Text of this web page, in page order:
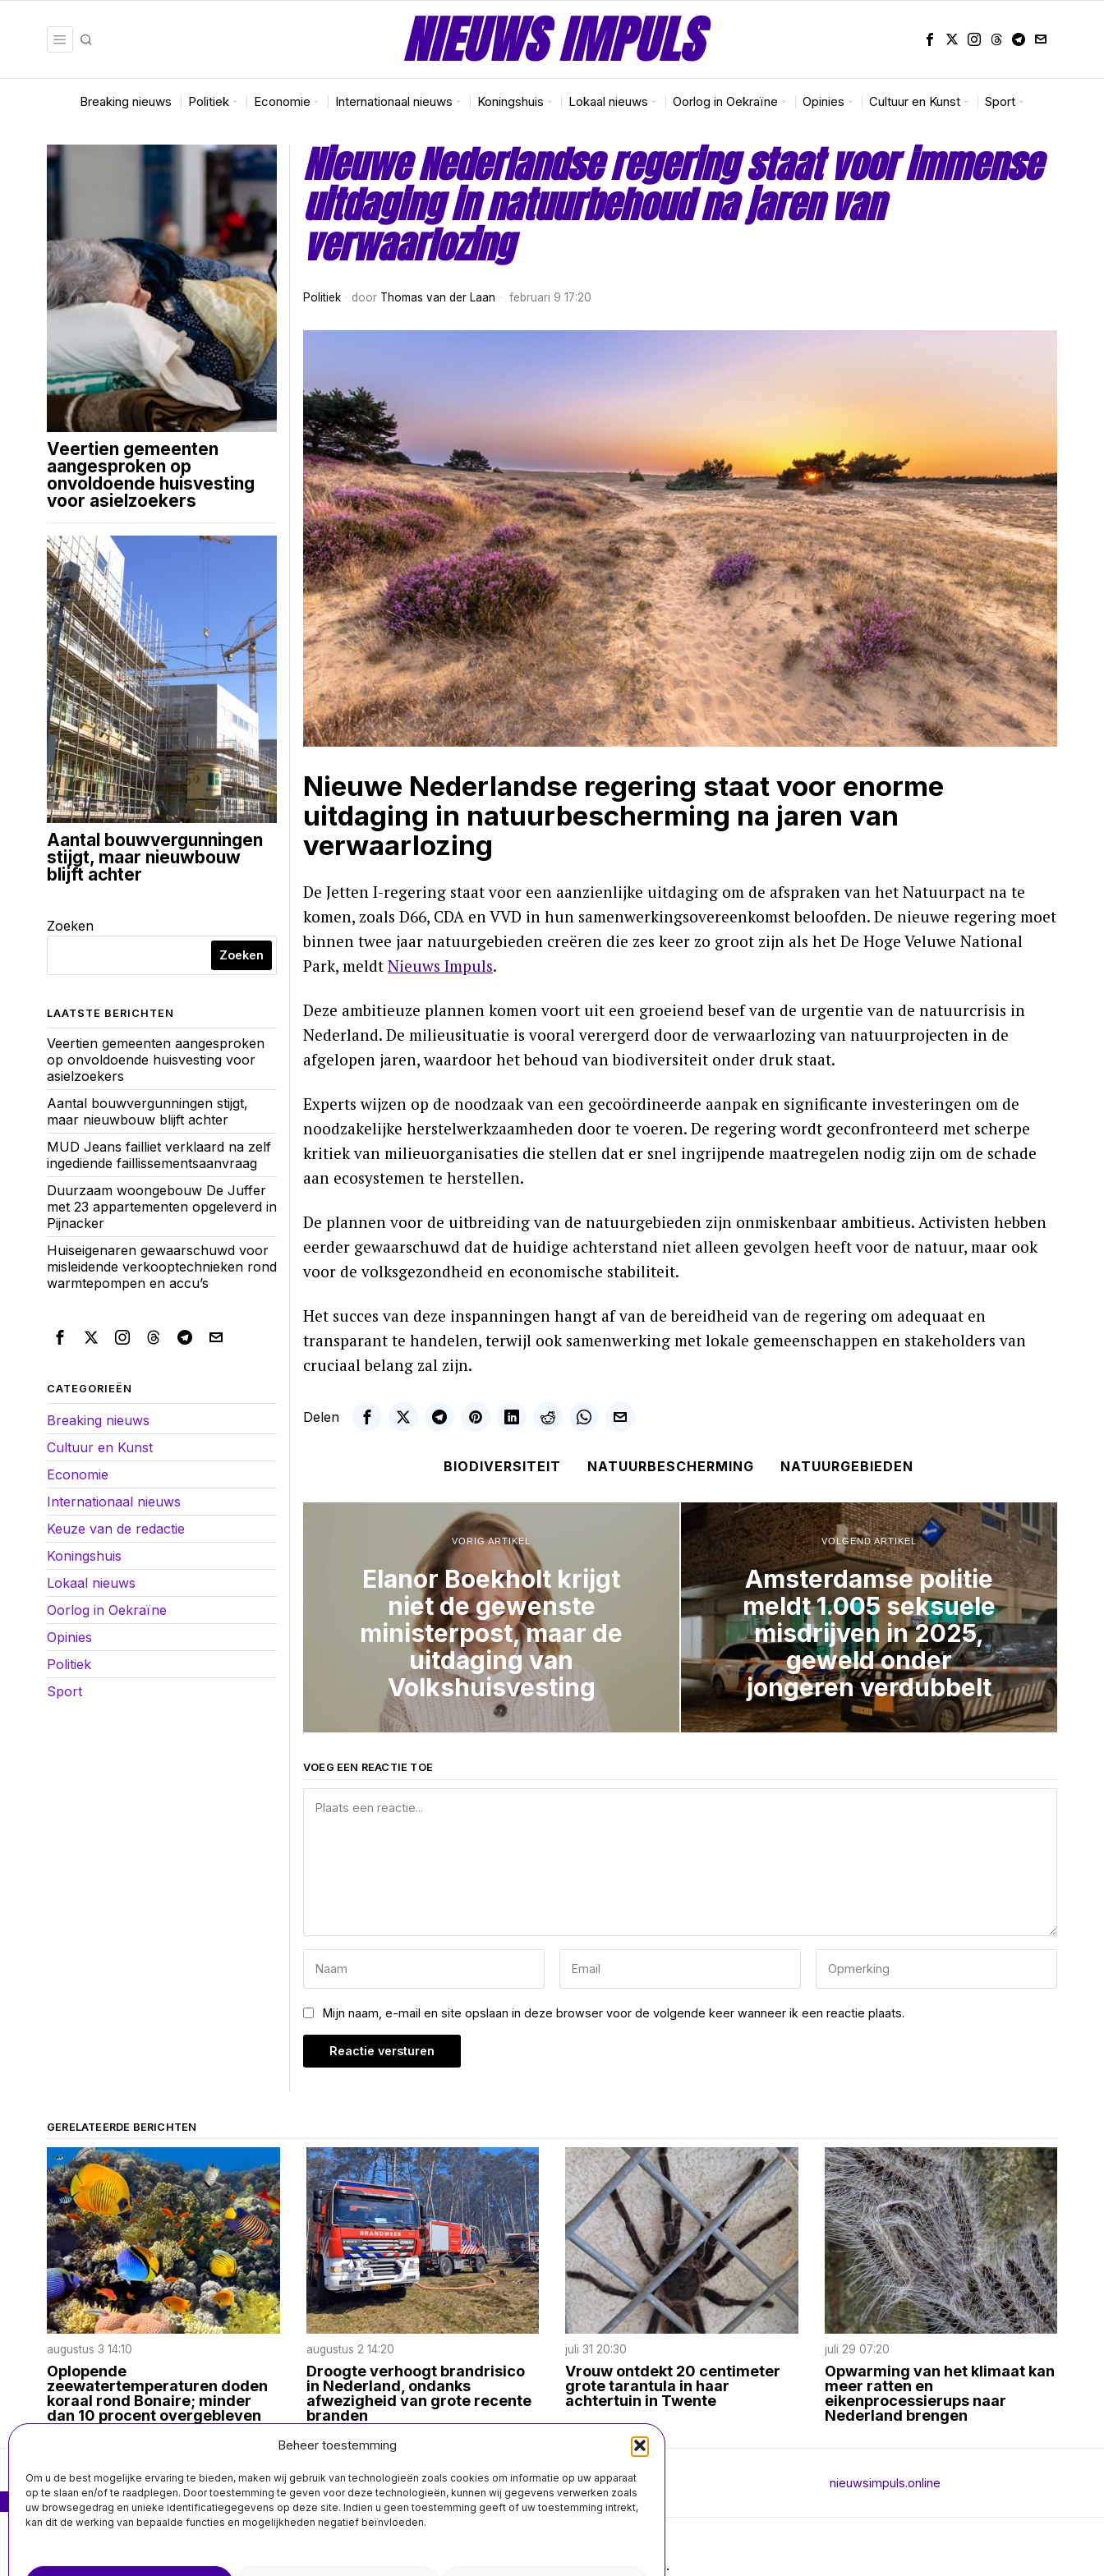
Beheer toestemming
Om u de best mogelijke ervaring te bieden, maken wij gebruik van technologieën zoals cookies om informatie op uw apparaat
op te slaan en/of te raadplegen. Door toestemming te geven voor deze technologieën, kunnen wij gegevens verwerken zoals
uw browsegedrag en unieke identificatiegegevens op deze site. Indien u geen toestemming geeft of uw toestemming intrekt,
kan dit de werking van bepaalde functies en mogelijkheden negatief beïnvloeden.
NIEUWS IMPULS
Breaking nieuws Politiek Economie Internationaal nieuws Koningshuis Lokaal nieuws Oorlog in Oekraïne Opinies Cultuur en Kunst Sport
Nieuwe Nederlandse regering staat voor immense
uitdaging in natuurbehoud na jaren van
verwaarlozing
Politiek door Thomas van der Laan februari 9 17:20
Nieuwe Nederlandse regering staat voor enorme
uitdaging in natuurbescherming na jaren van
verwaarlozing
De Jetten I-regering staat voor een aanzienlijke uitdaging om de afspraken van het Natuurpact na te
komen, zoals D66, CDA en VVD in hun samenwerkingsovereenkomst beloofden. De nieuwe regering moet
binnen twee jaar natuurgebieden creëren die zes keer zo groot zijn als het De Hoge Veluwe National
Park, meldt Nieuws Impuls.
Deze ambitieuze plannen komen voort uit een groeiend besef van de urgentie van de natuurcrisis in
Nederland. De milieusituatie is vooral verergerd door de verwaarlozing van natuurprojecten in de
afgelopen jaren, waardoor het behoud van biodiversiteit onder druk staat.
Experts wijzen op de noodzaak van een gecoördineerde aanpak en significante investeringen om de
noodzakelijke herstelwerkzaamheden door te voeren. De regering wordt geconfronteerd met scherpe
kritiek van milieuorganisaties die stellen dat er snel ingrijpende maatregelen nodig zijn om de schade
aan ecosystemen te herstellen.
De plannen voor de uitbreiding van de natuurgebieden zijn onmiskenbaar ambitieus. Activisten hebben
eerder gewaarschuwd dat de huidige achterstand niet alleen gevolgen heeft voor de natuur, maar ook
voor de volksgezondheid en economische stabiliteit.
Het succes van deze inspanningen hangt af van de bereidheid van de regering om adequaat en
transparant te handelen, terwijl ook samenwerking met lokale gemeenschappen en stakeholders van
cruciaal belang zal zijn.
Delen
BIODIVERSITEIT NATUURBESCHERMING NATUURGEBIEDEN
VORIG ARTIKEL
Elanor Boekholt krijgt
niet de gewenste
ministerpost, maar de
uitdaging van
Volkshuisvesting
VOLGEND ARTIKEL
Amsterdamse politie
meldt 1.005 seksuele
misdrijven in 2025,
geweld onder
jongeren verdubbelt
VOEG EEN REACTIE TOE
Mijn naam, e-mail en site opslaan in deze browser voor de volgende keer wanneer ik een reactie plaats.
Veertien gemeenten
aangesproken op
onvoldoende huisvesting
voor asielzoekers
Aantal bouwvergunningen
stijgt, maar nieuwbouw
blijft achter
Zoeken
Zoeken
LAATSTE BERICHTEN
Veertien gemeenten aangesproken
op onvoldoende huisvesting voor
asielzoekers
Aantal bouwvergunningen stijgt,
maar nieuwbouw blijft achter
MUD Jeans failliet verklaard na zelf
ingediende faillissementsaanvraag
Duurzaam woongebouw De Juffer
met 23 appartementen opgeleverd in
Pijnacker
Huiseigenaren gewaarschuwd voor
misleidende verkooptechnieken rond
warmtepompen en accu’s
CATEGORIEËN
Breaking nieuws
Cultuur en Kunst
Economie
Internationaal nieuws
Keuze van de redactie
Koningshuis
Lokaal nieuws
Oorlog in Oekraïne
Opinies
Politiek
Sport
GERELATEERDE BERICHTEN
augustus 3 14:10
Oplopende
zeewatertemperaturen doden
koraal rond Bonaire; minder
dan 10 procent overgebleven
augustus 2 14:20
Droogte verhoogt brandrisico
in Nederland, ondanks
afwezigheid van grote recente
branden
juli 31 20:30
Vrouw ontdekt 20 centimeter
grote tarantula in haar
achtertuin in Twente
juli 29 07:20
Opwarming van het klimaat kan
meer ratten en
eikenprocessierups naar
Nederland brengen
Over ons Contact nieuwsimpuls.online
- Alle rechten voorbehouden.
MIS HET NIET
Agent vervolgd